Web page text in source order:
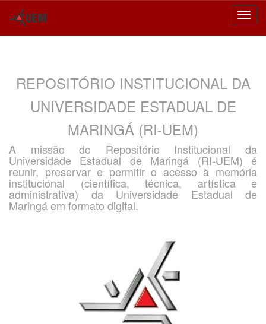
REPOSITÓRIO INSTITUCIONAL DA
UNIVERSIDADE ESTADUAL DE
MARINGÁ (RI-UEM)
A missão do Repositório Institucional da
Universidade Estadual de Maringá (RI-UEM) é
reunir, preservar e permitir o acesso à memória
institucional (científica, técnica, artística e
administrativa) da Universidade Estadual de
Maringá em formato digital.